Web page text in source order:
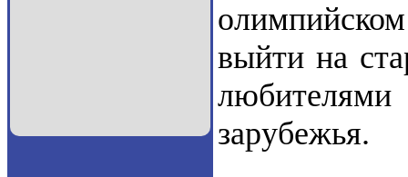
олимпийском
выйти на
зарубежья.